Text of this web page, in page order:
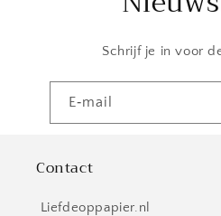
Schrijf je in voor
E‑mail
Contact
Liefdeoppapier.nl